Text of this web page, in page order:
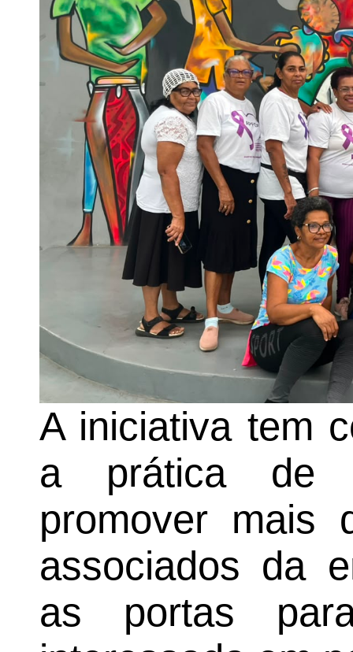
A iniciativa tem
a prática de
promover mais
associados da
as portas